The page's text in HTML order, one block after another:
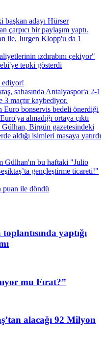
yaptığı
mu Fırat?”
alacağı 92 Milyon